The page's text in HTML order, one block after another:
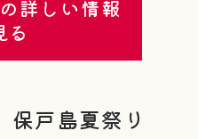
詳しい情報
る
保戸島夏祭り